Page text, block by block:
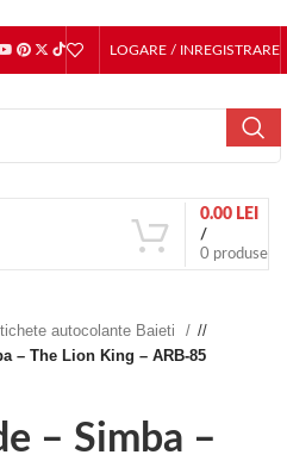
LOGARE / INREGISTRARE
0 produse
/
0.00 LEI
autocolante Baieti
/
– The Lion King – ARB-85
– Simba –